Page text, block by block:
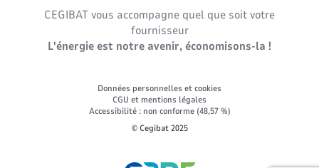
CEGIBAT vous accompagne quel que soit votre
fournisseur
L'énergie est notre avenir, économisons-la !
Données personnelles et cookies
CGU et mentions légales
Accessibilité : non conforme (48,57 %)
© Cegibat 2025